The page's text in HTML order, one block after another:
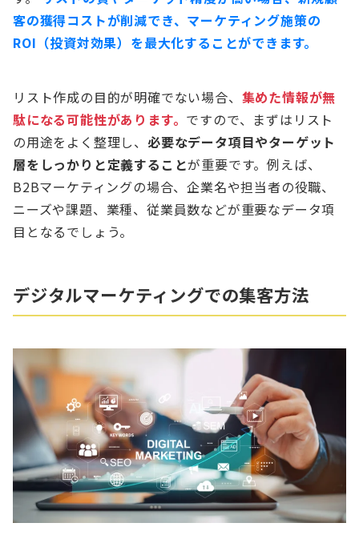
客の獲得コストが削減でき、マーケティング施策の
ROI（投資対効果）を最大化することができます。
リスト作成の目的が明確でない場合、 集めた情報が無
駄になる可能性があります。 ですので、まずはリスト
の用途をよく整理し、 必要なデータ項目やターゲット
層をしっかりと定義することが重要です。例えば、
B2Bマーケティングの場合、企業名や担当者の役職、
ニーズや課題、業種、従業員数などが重要なデータ項
目となるでしょう。
デジタルマーケティングでの集客方法